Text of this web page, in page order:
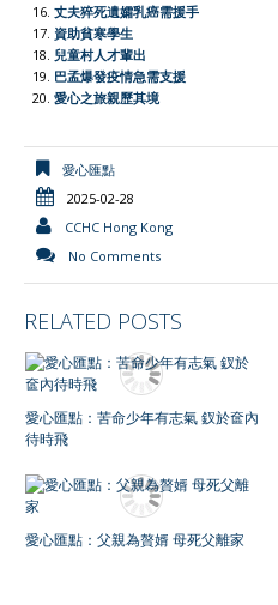
丈夫猝死遺孀乳癌需援手
資助貧寒學生
兒童村人才輩出
巴孟爆發疫情急需支援
愛心之旅親歷其境
愛心匯點
2025-02-28
CCHC Hong Kong
No Comments
RELATED POSTS
愛心匯點：苦命少年有志氣 釵於奩內
待時飛
愛心匯點：父親為贅婿 母死父離家